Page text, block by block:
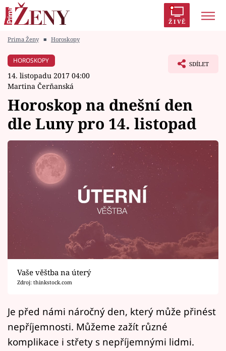
ŽIVĚ
Módní alarm
Témata
Celebrity
Vztahy
Seriály
Horoskopy
Sledujte prima+
Filmový festival Karlovy Vary
Mámy sobě
Prima Ženy ■ Horoskopy
HOROSKOPY
14. listopadu 2017 04:00
Martina Čerňanská
SDÍLET
Horoskop na dnešní den
dle Luny pro 14. listopad
Vaše věštba na úterý
Zdroj: thinkstock.com
Je před námi náročný den, který může přinést
nepříjemnosti. Můžeme zažít různé
komplikace i střety s nepříjemnými lidmi.